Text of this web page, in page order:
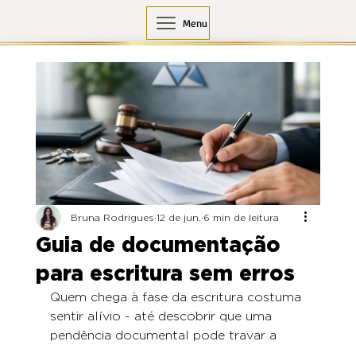
Menu
Guia de documentação
para escritura sem erros
Bruna Rodrigues 12 de jun. 6 min de leitura
Quem chega à fase da escritura costuma
sentir alívio - até descobrir que uma
pendência documental pode travar a